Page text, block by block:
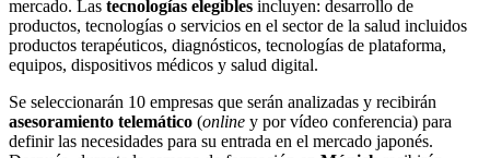
mercado. Las tecnologías elegibles incluyen: desarrollo de
productos, tecnologías o servicios en el sector de la salud incluidos
productos terapéuticos, diagnósticos, tecnologías de plataforma,
equipos, dispositivos médicos y salud digital.
Se seleccionarán 10 empresas que serán analizadas y recibirán
asesoramiento telemático (online y por vídeo conferencia) para
definir las necesidades para su entrada en el mercado japonés.